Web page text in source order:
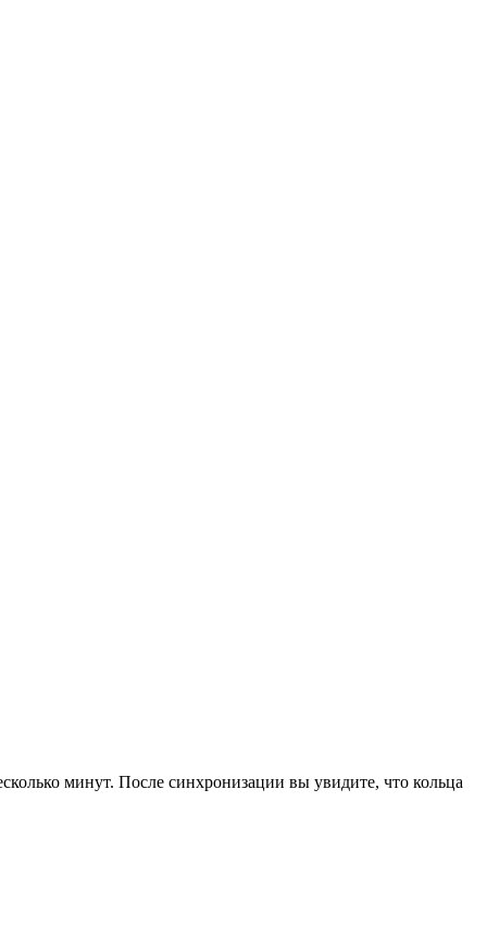
минут. После синхронизации вы увидите, что кольца